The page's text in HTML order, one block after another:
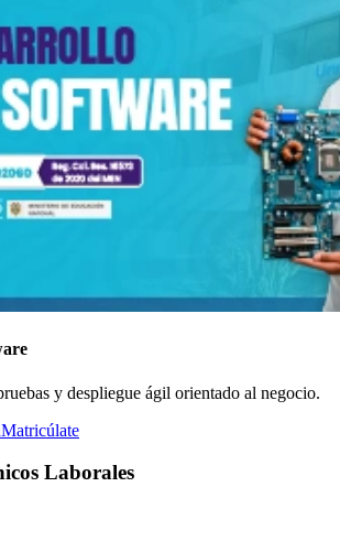
y despliegue ágil orientado al negocio.
Matricúlate
Laborales